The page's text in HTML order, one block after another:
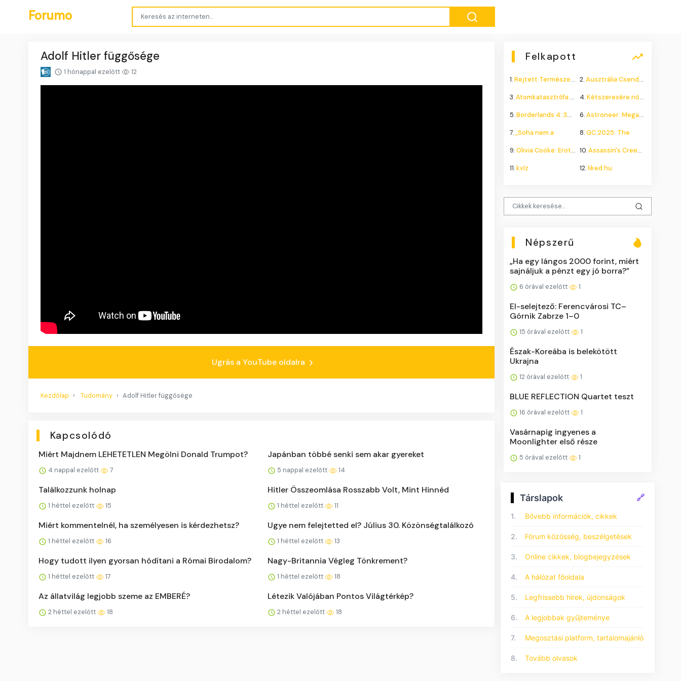
Forumo
Adolf Hitler függősége
1 hónappal ezelőtt 12
Ugrás a YouTube oldalra
Kezdőlap Tudomány Adolf Hitler függősége
Kapcsolódó
Miért Majdnem LEHETETLEN Megölni Donald Trumpot?
4 nappal ezelőtt 7
Japánban többé senki sem akar gyereket
5 nappal ezelőtt 14
Találkozzunk holnap
1 héttel ezelőtt 15
Hitler Összeomlása Rosszabb Volt, Mint Hinnéd
1 héttel ezelőtt 11
Miért kommentelnél, ha személyesen is kérdezhetsz?
1 héttel ezelőtt 16
Ugye nem felejtetted el? Július 30. Közönségtalálkozó
1 héttel ezelőtt 13
Hogy tudott ilyen gyorsan hódítani a Római Birodalom?
1 héttel ezelőtt 17
Nagy-Britannia Végleg Tönkrement?
1 héttel ezelőtt 18
Az állatvilág legjobb szeme az EMBERÉ?
2 héttel ezelőtt 18
Létezik Valójában Pontos Világtérkép?
2 héttel ezelőtt 18
Felkapott
1.Rejtett Természeti Csoda 2.Ausztrália Csendes Összeomlása
3.Atomkatasztrófa 1985: A 4.Kétszeresére nőhet a
5.Borderlands 4: 300.000+ 6.Astroneer: Megatech DLC
7.„Soha nem a 8.GC 2025: The
9.Olivia Cooke: Erotikus 10.Assassin's Creed Shadows
11.kvíz 12.liked.hu
Népszerű
„Ha egy lángos 2000 forint, miért
sajnáljuk a pénzt egy jó borra?”
6 órával ezelőtt 1
El-selejtező: Ferencvárosi TC–
Górnik Zabrze 1–0
15 órával ezelőtt 1
Észak-Koreába is belekötött
Ukrajna
12 órával ezelőtt 1
BLUE REFLECTION Quartet teszt
16 órával ezelőtt 1
Vasárnapig ingyenes a
Moonlighter első része
5 órával ezelőtt 1
Társlapok 🔗
1. Bővebb információk, cikkek
2. Fórum közösség, beszélgetések
3. Online cikkek, blogbejegyzések
4. A hálózat főoldala
5. Legfrissebb hírek, újdonságok
6. A legjobbak gyűjteménye
7. Megosztási platform, tartalomajánló
8. Tovább olvasok